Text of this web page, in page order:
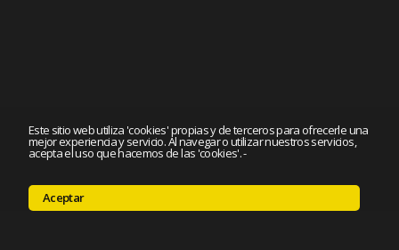
Este sitio web utiliza 'cookies' propias y de terceros para ofrecerle una
mejor experiencia y servicio. Al navegar o utilizar nuestros servicios,
acepta el uso que hacemos de las 'cookies'.-
Aceptar